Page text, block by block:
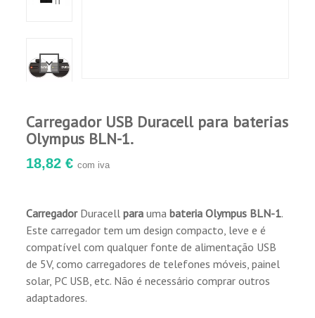
Carregador USB Duracell para baterias
Olympus BLN-1.
18,82 € com iva
CarregadorDuracellpara umabateria Olympus BLN-1.
Este carregador tem um design compacto, leve e é
compatível com qualquer fonte de alimentação USB
de 5V, como carregadores de telefones móveis, painel
solar, PC USB, etc. Não é necessário comprar outros
adaptadores.